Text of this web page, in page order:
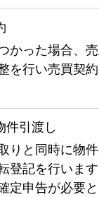
かった場合、
を行い売買契
件引渡し
りと同時に物
登記を行いま
定申告が必要と